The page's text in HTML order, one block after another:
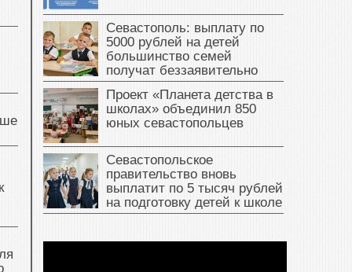
Севастополь: выплату по
5000 рублей на детей
большинство семей
получат беззаявительно
Проект «Планета детства в
школах» объединил 850
юных севастопольцев
Севастопольское
правительство вновь
выплатит по 5 тысяч рублей
на подготовку детей к школе